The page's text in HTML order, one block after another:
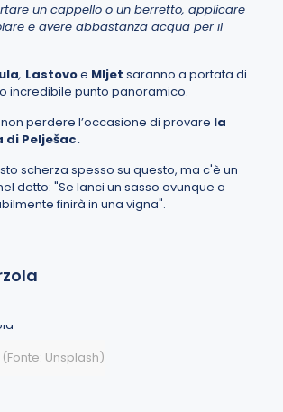
un cappello o un berretto, applicare
e avere abbastanza acqua per il
, Lastovoe Mljet saranno a portata di
incredibile punto panoramico.
perdere l’occasione di provare la
di Pelješac.
scherza spesso su questo, ma c'è un
detto: "Se lanci un sasso ovunque a
finirà in una vigna".
Unsplash)